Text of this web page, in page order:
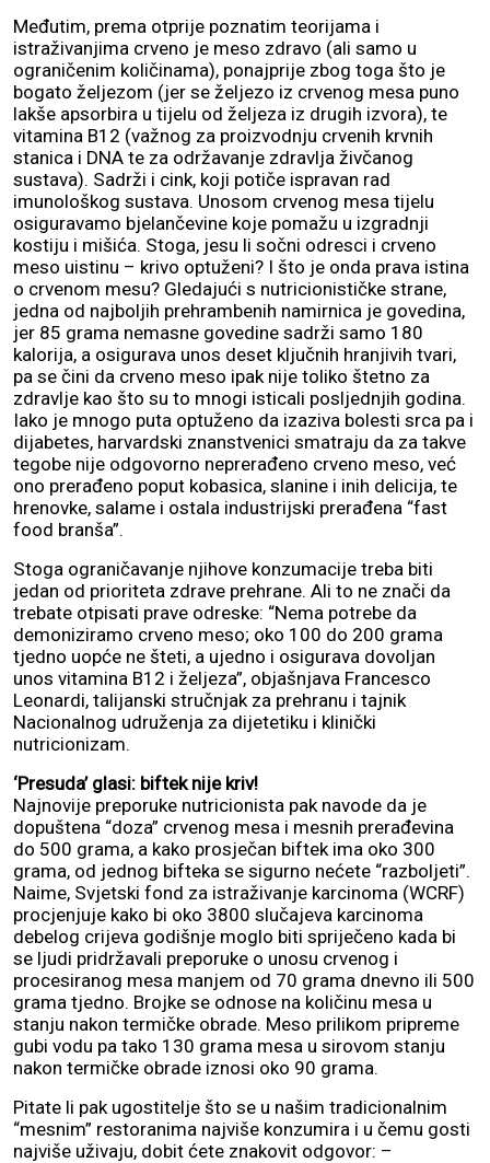
Međutim, prema otprije poznatim teorijama i
istraživanjima crveno je meso zdravo (ali samo u
ograničenim količinama), ponajprije zbog toga što je
bogato željezom (jer se željezo iz crvenog mesa puno
lakše apsorbira u tijelu od željeza iz drugih izvora), te
vitamina B12 (važnog za proizvodnju crvenih krvnih
stanica i DNA te za održavanje zdravlja živčanog
sustava). Sadrži i cink, koji potiče ispravan rad
imunološkog sustava. Unosom crvenog mesa tijelu
osiguravamo bjelančevine koje pomažu u izgradnji
kostiju i mišića. Stoga, jesu li sočni odresci i crveno
meso uistinu – krivo optuženi? I što je onda prava istina
o crvenom mesu? Gledajući s nutricionističke strane,
jedna od najboljih prehrambenih namirnica je govedina,
jer 85 grama nemasne govedine sadrži samo 180
kalorija, a osigurava unos deset ključnih hranjivih tvari,
pa se čini da crveno meso ipak nije toliko štetno za
zdravlje kao što su to mnogi isticali posljednjih godina.
Iako je mnogo puta optuženo da izaziva bolesti srca pa i
dijabetes, harvardski znanstvenici smatraju da za takve
tegobe nije odgovorno neprerađeno crveno meso, već
ono prerađeno poput kobasica, slanine i inih delicija, te
hrenovke, salame i ostala industrijski prerađena “fast
food branša”.
Stoga ograničavanje njihove konzumacije treba biti
jedan od prioriteta zdrave prehrane. Ali to ne znači da
trebate otpisati prave odreske: “Nema potrebe da
demoniziramo crveno meso; oko 100 do 200 grama
tjedno uopće ne šteti, a ujedno i osigurava dovoljan
unos vitamina B12 i željeza”, objašnjava Francesco
Leonardi, talijanski stručnjak za prehranu i tajnik
Nacionalnog udruženja za dijetetiku i klinički
nutricionizam.
‘Presuda’ glasi: biftek nije kriv!
Najnovije preporuke nutricionista pak navode da je
dopuštena “doza” crvenog mesa i mesnih prerađevina
do 500 grama, a kako prosječan biftek ima oko 300
grama, od jednog bifteka se sigurno nećete “razboljeti”.
Naime, Svjetski fond za istraživanje karcinoma (WCRF)
procjenjuje kako bi oko 3800 slučajeva karcinoma
debelog crijeva godišnje moglo biti spriječeno kada bi
se ljudi pridržavali preporuke o unosu crvenog i
procesiranog mesa manjem od 70 grama dnevno ili 500
grama tjedno. Brojke se odnose na količinu mesa u
stanju nakon termičke obrade. Meso prilikom pripreme
gubi vodu pa tako 130 grama mesa u sirovom stanju
nakon termičke obrade iznosi oko 90 grama.
Pitate li pak ugostitelje što se u našim tradicionalnim
“mesnim” restoranima najviše konzumira i u čemu gosti
najviše uživaju, dobit ćete znakovit odgovor: –